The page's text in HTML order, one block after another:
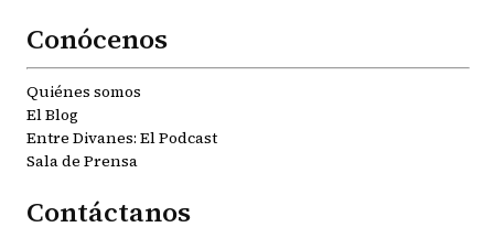
Conócenos
Quiénes somos
El Blog
Entre Divanes: El Podcast
Sala de Prensa
Contáctanos